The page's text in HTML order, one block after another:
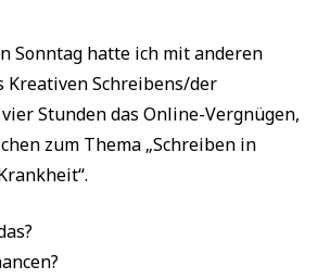
Sonntag hatte ich mit anderen
Kreativen Schreibens/der
Stunden das Online-Vergnügen,
zum Thema „Schreiben in